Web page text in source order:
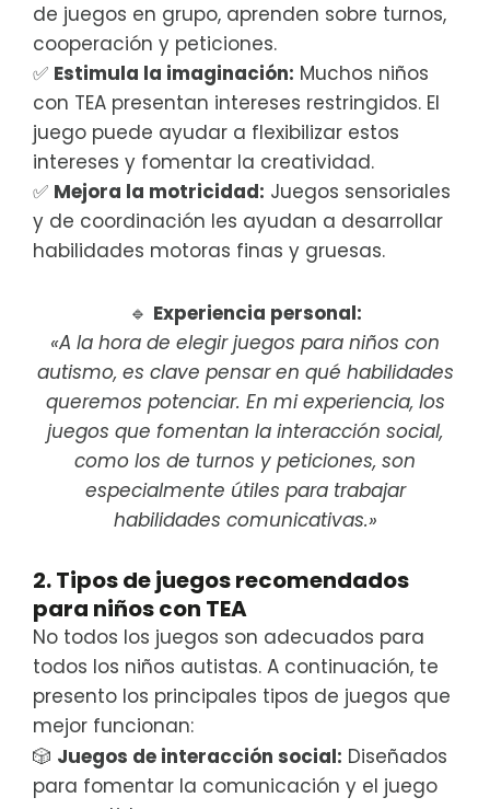
de juegos en grupo, aprenden sobre turnos,
cooperación y peticiones.
✅ Estimula la imaginación: Muchos niños
con TEA presentan intereses restringidos. El
juego puede ayudar a flexibilizar estos
intereses y fomentar la creatividad.
✅ Mejora la motricidad: Juegos sensoriales
y de coordinación les ayudan a desarrollar
habilidades motoras finas y gruesas.
🔹 Experiencia personal:
«A la hora de elegir juegos para niños con
autismo, es clave pensar en qué habilidades
queremos potenciar. En mi experiencia, los
juegos que fomentan la interacción social,
como los de turnos y peticiones, son
especialmente útiles para trabajar
habilidades comunicativas.»
2. Tipos de juegos recomendados
para niños con TEA
No todos los juegos son adecuados para
todos los niños autistas. A continuación, te
presento los principales tipos de juegos que
mejor funcionan:
🎲 Juegos de interacción social: Diseñados
para fomentar la comunicación y el juego